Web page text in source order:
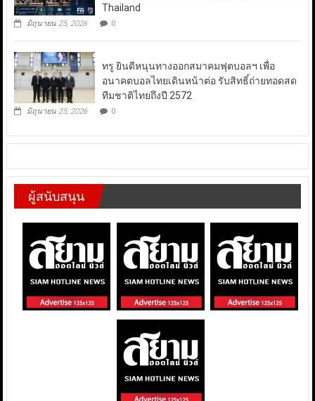
Thailand
มิถุนายน 25, 2026 0
ทรู ยินดีหนุนทางออกสมาคมฟุตบอลฯ เพื่อ
อนาคตบอลไทยเดินหน้าต่อ รับสิทธิ์ถ่ายทอดสด
ทีมชาติไทยถึงปี 2572
มิถุนายน 25, 2026 0
ผู้สนับสนุน